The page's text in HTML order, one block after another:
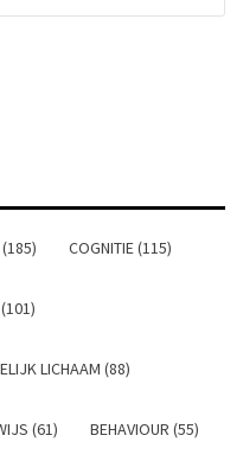
COGNITIE (115)
LICHAAM (88)
(61) BEHAVIOUR (55)